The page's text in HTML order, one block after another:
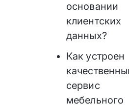
основании
клиентских
данных?
Как устроен
сервис
мебельного